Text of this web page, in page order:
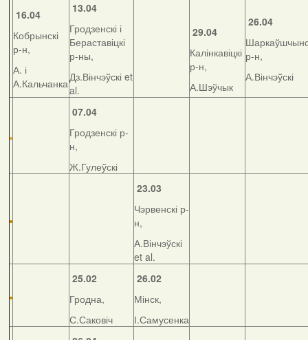
16.04
Кобрынскі
р-н,
А. і
А.Кальчанка
13.04
Гродзенскі і
Бераставіцкі
р-ны,
Дз.Вінчэўскі et
al.
29.04
Калінкавіцкі
р-н,
А.Шэўчык
26.04
р-н,
А.Вінчэўскі
07.04
Гродзенскі р-
н,
Ж.Гулеўскі
23.03
Чэрвенскі р-
н,
А.Вінчэўскі
et al.
25.02
Гродна,
С.Саковіч
26.02
Мінск,
І.Самусенка